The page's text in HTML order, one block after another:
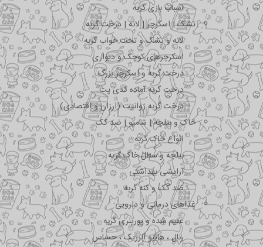
اسباب بازی گربه
تشک | اسکرچر | لانه | درخت گربه
لانه و تشک و تخت خواب گربه
اسکرچرهای کوچک و دیواری
درخت گربه و اسکرچر بزرگ
درخت گربه آماده کدی پت
درخت گربه ژوانیت (ارزان و اقتصادی)
خاک و بیلچه | شامپو | ضد کک
انواع خاک گربه
بیلچه و سطل خاک گربه
آرایشی بهداشتی
ضد کک و کنه گربه
غذاهای درمانی و دارویی
عقیم شده و یورینری گربه
رنال ، هایپو آلرژیک ، حساس